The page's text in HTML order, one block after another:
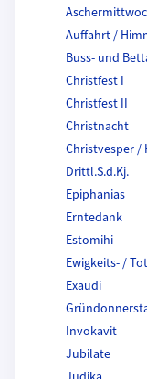
Auffahrt /
Buss- und
Christfest I
Christfest II
Christnacht
Christvesper /
Drittl.S.d.Kj.
Epiphanias
Erntedank
Estomihi
Ewigkeits- /
Exaudi
Invokavit
Jubilate